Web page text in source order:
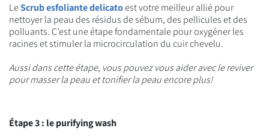
LeScrub esfoliante delicatoest votre meilleur allié pour
nettoyer la peau des résidus de sébum, des pellicules et des
polluants. C’est une étape fondamentale pour oxygéner les
racines et stimuler la microcirculation du cuir chevelu.
Aussi dans cette étape, vous pouvez vous aider avec le reviver
pour masser la peau et tonifier la peau encore plus!
Étape 3 : le purifying wash